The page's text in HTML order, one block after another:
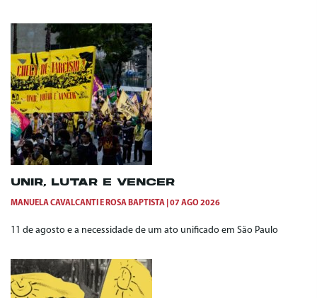
UNIR, LUTAR E VENCER
MANUELA CAVALCANTI E ROSA BAPTISTA 07 AGO 2026
11 de agosto e a necessidade de um ato unificado em São Paulo